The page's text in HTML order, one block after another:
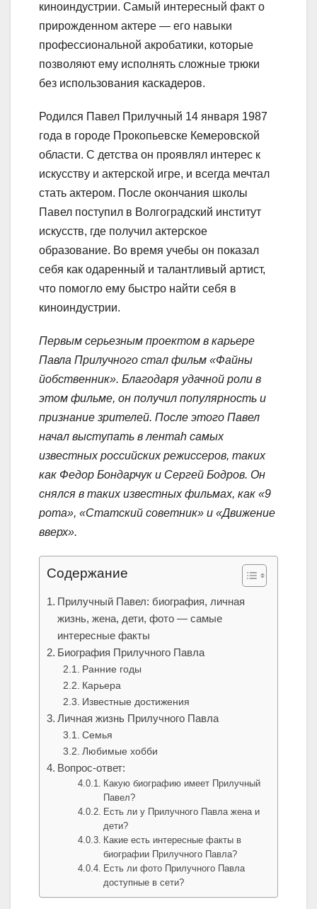
киноиндустрии. Самый интересный факт о
прирожденном актере — его навыки
профессиональной акробатики, которые
позволяют ему исполнять сложные трюки
без использования каскадеров.
Родился Павел Прилучный 14 января 1987
года в городе Прокопьевске Кемеровской
области. С детства он проявлял интерес к
искусству и актерской игре, и всегда мечтал
стать актером. После окончания школы
Павел поступил в Волгоградский институт
искусств, где получил актерское
образование. Во время учебы он показал
себя как одаренный и талантливый артист,
что помогло ему быстро найти себя в
киноиндустрии.
Первым серьезным проектом в карьере
Павла Прилучного стал фильм «Файны
йобственник». Благодаря удачной роли в
этом фильме, он получил популярность и
признание зрителей. После этого Павел
начал выступать в лентah самых
известных российских режиссеров, таких
как Федор Бондарчук и Сергей Бодров. Он
снялся в таких известных фильмах, как «9
рота», «Статский советник» и «Движение
вверх».
Содержание
Прилучный Павел: биография, личная
жизнь, жена, дети, фото — самые
интересные факты
Биография Прилучного Павла
Ранние годы
Карьера
Известные достижения
Личная жизнь Прилучного Павла
Семья
Любимые хобби
Вопрос-ответ:
Какую биографию имеет Прилучный
Павел?
Есть ли у Прилучного Павла жена и
дети?
Какие есть интересные факты в
биографии Прилучного Павла?
Есть ли фото Прилучного Павла
доступные в сети?